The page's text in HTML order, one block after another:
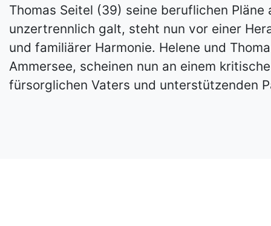
Thomas Seitel (39) seine beruflichen
unzertrennlich galt, steht nun vor einer
und familiärer Harmonie. Helene und
Ammersee, scheinen nun an einem
fürsorglichen Vaters und unterstützenden